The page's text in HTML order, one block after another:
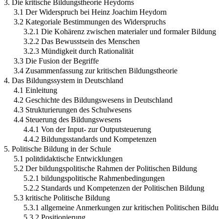
3. Die kritische Bildungstheorie Heydorns
3.1 Der Widerspruch bei Heinz Joachim Heydorn
3.2 Kategoriale Bestimmungen des Widerspruchs
3.2.1 Die Kohärenz zwischen materialer und formaler Bildung
3.2.2 Das Bewusstsein des Menschen
3.2.3 Mündigkeit durch Rationalität
3.3 Die Fusion der Begriffe
3.4 Zusammenfassung zur kritischen Bildungstheorie
4. Das Bildungssystem in Deutschland
4.1 Einleitung
4.2 Geschichte des Bildungswesens in Deutschland
4.3 Strukturierungen des Schulwesens
4.4 Steuerung des Bildungswesens
4.4.1 Von der Input- zur Outputsteuerung
4.4.2 Bildungsstandards und Kompetenzen
5. Politische Bildung in der Schule
5.1 politdidaktische Entwicklungen
5.2 Der bildungspolitische Rahmen der Politischen Bildung
5.2.1 bildungspolitische Rahmenbedingungen
5.2.2 Standards und Kompetenzen der Politischen Bildung
5.3 kritische Politische Bildung
5.3.1 allgemeine Anmerkungen zur kritischen Politischen
5.3.2 Positionierung